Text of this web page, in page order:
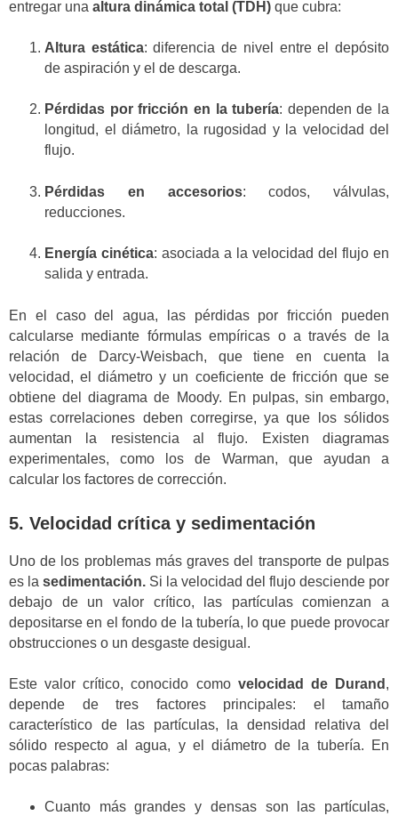
entregar una altura dinámica total (TDH) que cubra:
Altura estática: diferencia de nivel entre el depósito
de aspiración y el de descarga.
Pérdidas por fricción en la tubería: dependen de la
longitud, el diámetro, la rugosidad y la velocidad del
flujo.
Pérdidas en accesorios: codos, válvulas,
reducciones.
Energía cinética: asociada a la velocidad del flujo en
salida y entrada.
En el caso del agua, las pérdidas por fricción pueden
calcularse mediante fórmulas empíricas o a través de la
relación de Darcy-Weisbach, que tiene en cuenta la
velocidad, el diámetro y un coeficiente de fricción que se
obtiene del diagrama de Moody. En pulpas, sin embargo,
estas correlaciones deben corregirse, ya que los sólidos
aumentan la resistencia al flujo. Existen diagramas
experimentales, como los de Warman, que ayudan a
calcular los factores de corrección.
5. Velocidad crítica y sedimentación
Uno de los problemas más graves del transporte de pulpas
es la sedimentación. Si la velocidad del flujo desciende por
debajo de un valor crítico, las partículas comienzan a
depositarse en el fondo de la tubería, lo que puede provocar
obstrucciones o un desgaste desigual.
Este valor crítico, conocido como velocidad de Durand ,
depende de tres factores principales: el tamaño
característico de las partículas, la densidad relativa del
sólido respecto al agua, y el diámetro de la tubería. En
pocas palabras:
Cuanto más grandes y densas son las partículas,